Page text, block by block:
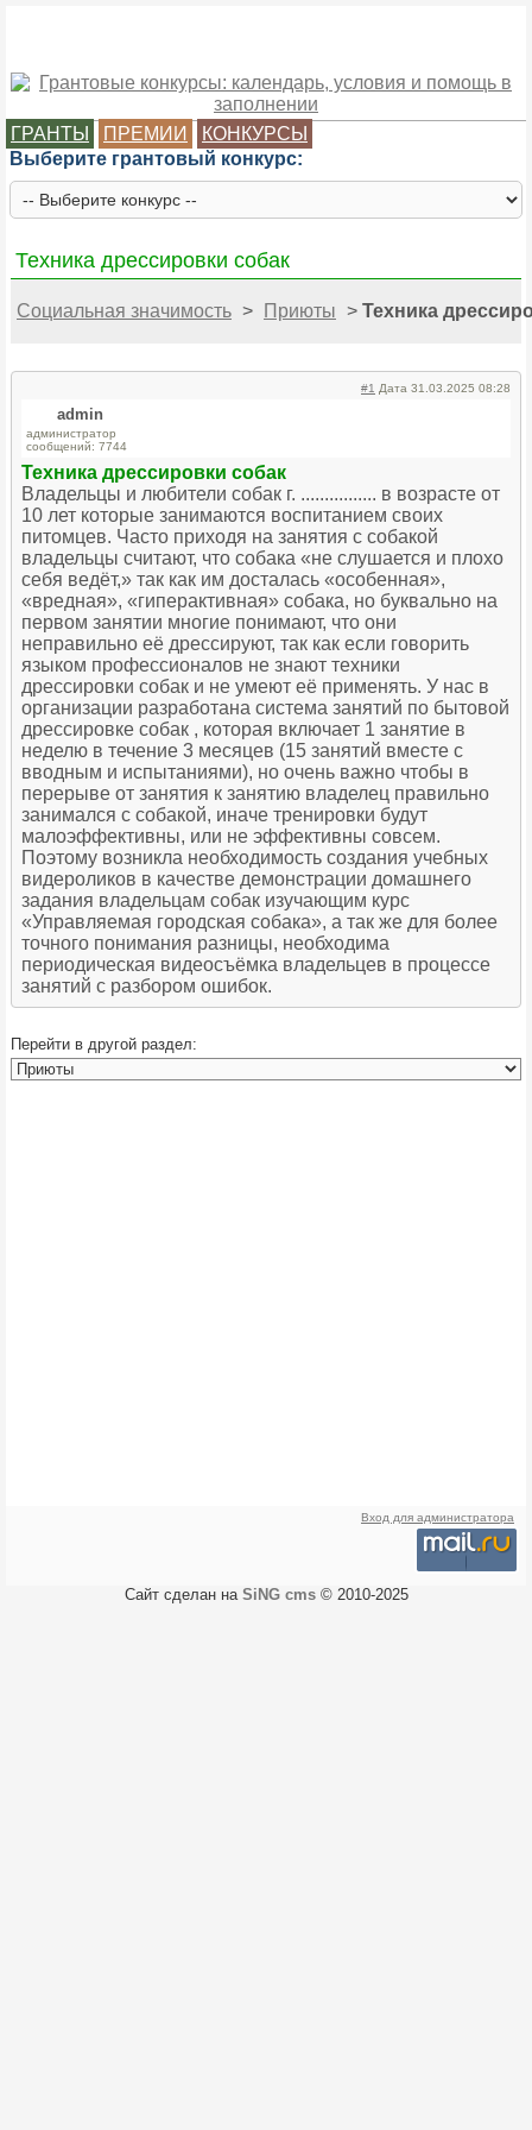
ГРАНТЫ ПРЕМИИ
КОНКУРСЫ
Выберите грантовый конкурс:
Техника дрессировки собак
Социальная значимость > Приюты > Техника
#1 Дата 31.03.2025 08:28
admin
администратор
сообщений: 7744
Техника дрессировки собак
Владельцы и любители собак г. ................ в возрасте от
10 лет которые занимаются воспитанием своих
питомцев. Часто приходя на занятия с собакой
владельцы считают, что собака «не слушается и плохо
себя ведёт,» так как им досталась «особенная»,
«вредная», «гиперактивная» собака, но буквально на
первом занятии многие понимают, что они
неправильно её дрессируют, так как если говорить
языком профессионалов не знают техники
дрессировки собак и не умеют её применять. У нас в
организации разработана система занятий по бытовой
дрессировке собак , которая включает 1 занятие в
неделю в течение 3 месяцев (15 занятий вместе с
вводным и испытаниями), но очень важно чтобы в
перерыве от занятия к занятию владелец правильно
занимался с собакой, иначе тренировки будут
малоэффективны, или не эффективны совсем.
Поэтому возникла необходимость создания учебных
видероликов в качестве демонстрации домашнего
задания владельцам собак изучающим курс
«Управляемая городская собака», а так же для более
точного понимания разницы, необходима
периодическая видеосъёмка владельцев в процессе
занятий с разбором ошибок.
Перейти в другой раздел:
Вход для администратора
Сайт сделан на SiNG cms© 2010-2025